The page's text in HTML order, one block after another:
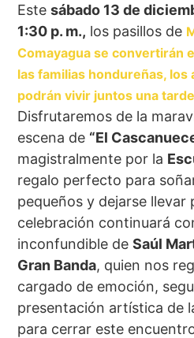
Estesábado 13 de
1:30 p. m., los pasillos de
Comayagua se convertirán
las familias hondureñas, los
podrán vivir juntos una
Disfrutaremos de la
escena de “El
magistralmente por la
regalo perfecto para
pequeños y dejarse llevar
celebración continuará
inconfundible deSaúl
Gran Banda, quien nos
cargado de emoción,
presentación artística de
para cerrar este